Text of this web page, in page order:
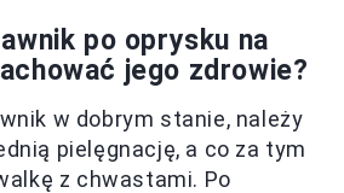
po oprysku na
jego zdrowie?
w dobrym stanie, należy
pielęgnację, a co za tym
z chwastami. Po